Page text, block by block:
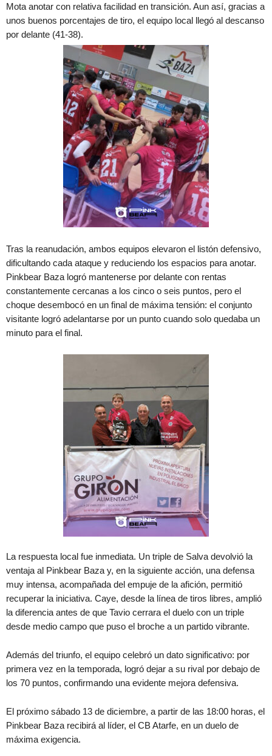
Mota anotar con relativa facilidad en transición. Aun así, gracias a
unos buenos porcentajes de tiro, el equipo local llegó al descanso
por delante (41-38).
Tras la reanudación, ambos equipos elevaron el listón defensivo,
dificultando cada ataque y reduciendo los espacios para anotar.
Pinkbear Baza logró mantenerse por delante con rentas
constantemente cercanas a los cinco o seis puntos, pero el
choque desembocó en un final de máxima tensión: el conjunto
visitante logró adelantarse por un punto cuando solo quedaba un
minuto para el final.
La respuesta local fue inmediata. Un triple de Salva devolvió la
ventaja al Pinkbear Baza y, en la siguiente acción, una defensa
muy intensa, acompañada del empuje de la afición, permitió
recuperar la iniciativa. Caye, desde la línea de tiros libres, amplió
la diferencia antes de que Tavio cerrara el duelo con un triple
desde medio campo que puso el broche a un partido vibrante.
Además del triunfo, el equipo celebró un dato significativo: por
primera vez en la temporada, logró dejar a su rival por debajo de
los 70 puntos, confirmando una evidente mejora defensiva.
El próximo sábado 13 de diciembre, a partir de las 18:00 horas, el
Pinkbear Baza recibirá al líder, el CB Atarfe, en un duelo de
máxima exigencia.